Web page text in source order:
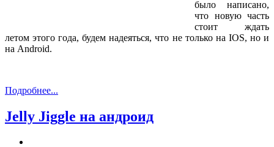
было написано,
что новую часть
стоит ждать
летом этого года, будем надеяться, что не только на IOS, но и
на Android.
Подробнее...
Jelly Jiggle на андроид